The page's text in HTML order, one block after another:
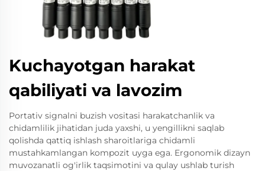
Kuchayotgan harakat
qabiliyati va lavozim
Portativ signalni buzish vositasi harakatchanlik va
chidamlilik jihatidan juda yaxshi, u yengillikni saqlab
qolishda qattiq ishlash sharoitlariga chidamli
mustahkamlangan kompozit uyga ega. Ergonomik dizayn
muvozanatli og'irlik taqsimotini va qulay ushlab turish